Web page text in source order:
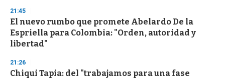
d
s
21:45
El nuevo rumbo que promete Abelardo De la
Espriella para Colombia: "Orden, autoridad y
libertad"
21:26
Chiqui Tapia: del "trabajamos para una fase